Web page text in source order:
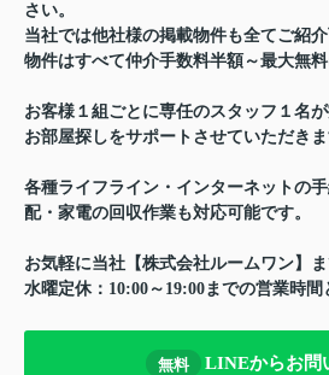
さい。
当社では他社様の掲載物件も全てご紹
物件はすべて仲介手数料半額～最大無料
お客様１組ごとに専任のスタッフ１名
お部屋探しをサポートさせていただきま
各種ライフライン・インターネットの
配・家電の回収作業も対応可能です。
お気軽に当社【株式会社ルームワン】ま
水曜定休：10:00～19:00までの営業時間
無料 LINEからお問